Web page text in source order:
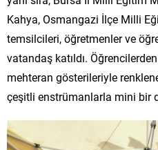
Kahya, Osmangazi İlçe Milli
temsilcileri, öğretmenler ve
vatandaş katıldı.
mehteran gösterileriyle
çeşitli enstrümanlarla mini bir